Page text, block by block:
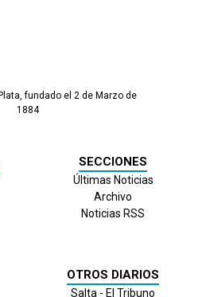
fundado el 2 de Marzo de
1884
SECCIONES
Últimas Noticias
Archivo
Noticias RSS
OTROS DIARIOS
Salta - El Tribuno